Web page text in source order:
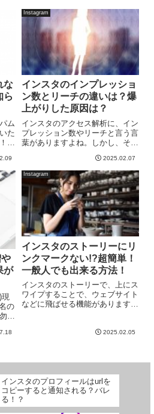
員
プ
...
いね』を増やしたり、『見てもら
う』機会を増やすためですよね。
ただ、いい写真を投稿し続けて
な
ら
ム
た
今
知
姉
れ
Instagram
インスタのインプレッショ
ン数とリーチの違いは？爆
上がりした原因は？
インスタのアクセス解析に、イン
プレッション数やリーチと言う言
葉がありますよね。しかし、その
少ないと思われます。そして、イ
ンプレッションとリーチの違い
は？？って、今更聞きづらい部分
でもありますね！インスタにおけ
る...
2025.02.07
が
現
の
い
Instagram
インスタのストーリーにリ
ンクマークない!?超簡単！
一般人でも出来る方法！
インスタのストーリーで、上にス
ワイプすることで、ウェブサイト
などに飛ばせる機能がありますよ
たようなリンクマークがない！！
と、...
2025.02.05
インスタのプロフィールはurlを
コピーすると通知される？バレ
る！？